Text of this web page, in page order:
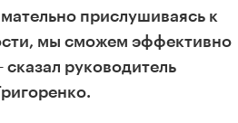
прислушиваясь к
мы сможем эффективно
руководитель